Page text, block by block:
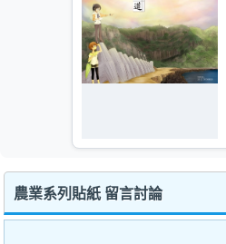
農業系列貼紙 留言討論